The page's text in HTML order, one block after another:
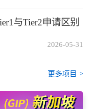
与Tier2申请区别
2026-05-31
更多项目 >